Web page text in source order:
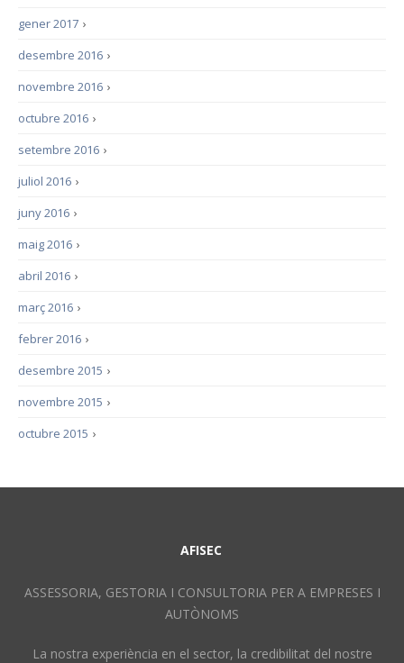
›
gener 2017
›
desembre 2016
›
novembre 2016
›
octubre 2016
›
setembre 2016
›
juliol 2016
›
juny 2016
›
maig 2016
›
abril 2016
›
març 2016
›
febrer 2016
›
desembre 2015
›
novembre 2015
›
octubre 2015
AFISEC
ASSESSORIA, GESTORIA I CONSULTORIA PER A EMPRESES I
AUTÒNOMS
La nostra experiència en el sector, la credibilitat del nostre